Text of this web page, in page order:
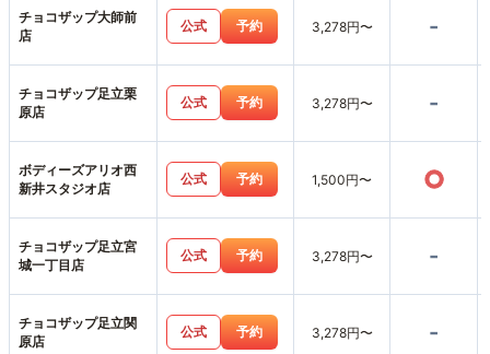
チョコザップ大師前
店
公式 予約 3,278円〜 -
チョコザップ足立栗
原店
公式 予約 3,278円〜 -
ボディーズアリオ西
新井スタジオ店
公式 予約 1,500円〜 ○
チョコザップ足立宮
城一丁目店
公式 予約 3,278円〜 -
チョコザップ足立関
原店
公式 予約 3,278円〜 -